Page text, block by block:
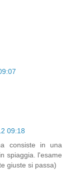
09:18
consiste in una
spiaggia. l'esame
giuste si passa)